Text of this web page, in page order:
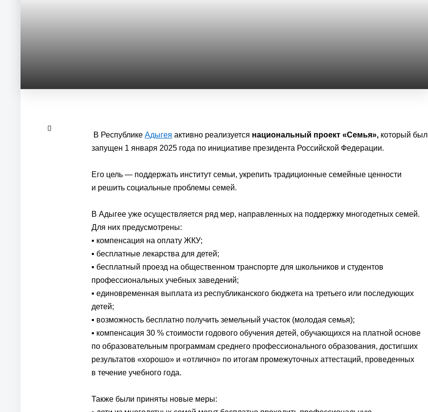
В Республике Адыгея активно реализуется национальный проект «Семья», который был
запущен 1 января 2025 года по инициативе президента Российской Федерации.
Его цель — поддержать институт семьи, укрепить традиционные семейные ценности
и решить социальные проблемы семей.
В Адыгее уже осуществляется ряд мер, направленных на поддержку многодетных семей.
Для них предусмотрены:
▪️ компенсация на оплату ЖКУ;
▪️ бесплатные лекарства для детей;
▪️ бесплатный проезд на общественном транспорте для школьников и студентов
профессиональных учебных заведений;
▪️ единовременная выплата из республиканского бюджета на третьего или последующих
детей;
▪️ возможность бесплатно получить земельный участок (молодая семья);
▪️ компенсация 30 % стоимости годового обучения детей, обучающихся на платной основе
по образовательным программам среднего профессионального образования, достигших
результатов «хорошо» и «отлично» по итогам промежуточных аттестаций, проведенных
в течение учебного года.
Также были приняты новые меры: